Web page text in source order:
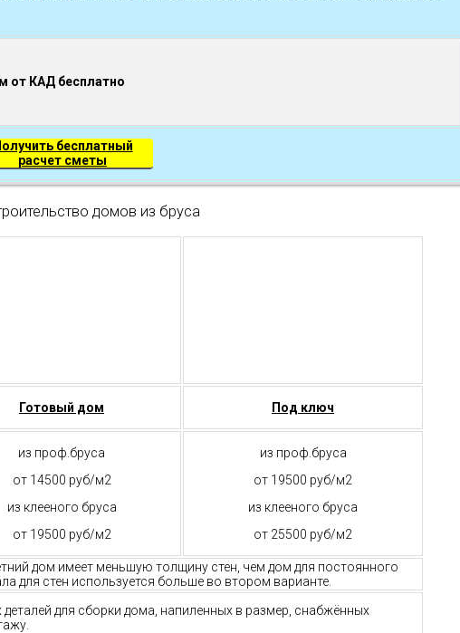
от КАД бесплатно
бесплатный
расчет сметы
домов из бруса
Готовый дом Под ключ
из проф.бруса
от 14500 руб/м2
из клееного бруса
от 19500 руб/м2
из проф.бруса
от 19500 руб/м2
из клееного бруса
от 25500 руб/м2
дом имеет меньшую толщину стен, чем дом для постоянного
для стен используется больше во втором варианте.
деталей для сборки дома, напиленных в размер, снабжённых